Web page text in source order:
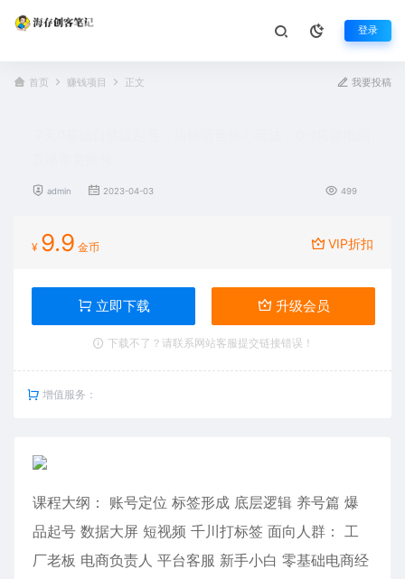
登录
首页 赚钱项目 正文 我要投稿
admin 2023-04-03 499
¥ 9.9 金币 VIP折扣
立即下载 升级会员
下载不了？请联系网站客服提交链接错误！
增值服务：
课程大纲： 账号定位 标签形成 底层逻辑 养号篇 爆
品起号 数据大屏 短视频 千川打标签 面向人群： 工
厂老板 电商负责人 平台客服 新手小白 零基础电商经